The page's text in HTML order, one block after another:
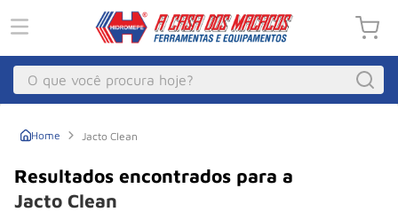
O que você procura hoje?
Jacto Clean
Jacto Clean
1 º Macacos
Macaco Hidraulico